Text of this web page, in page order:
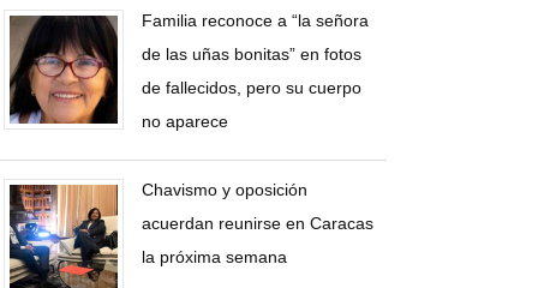
Familia reconoce a “la señora
de las uñas bonitas” en fotos
de fallecidos, pero su cuerpo
no aparece
Chavismo y oposición
acuerdan reunirse en Caracas
la próxima semana